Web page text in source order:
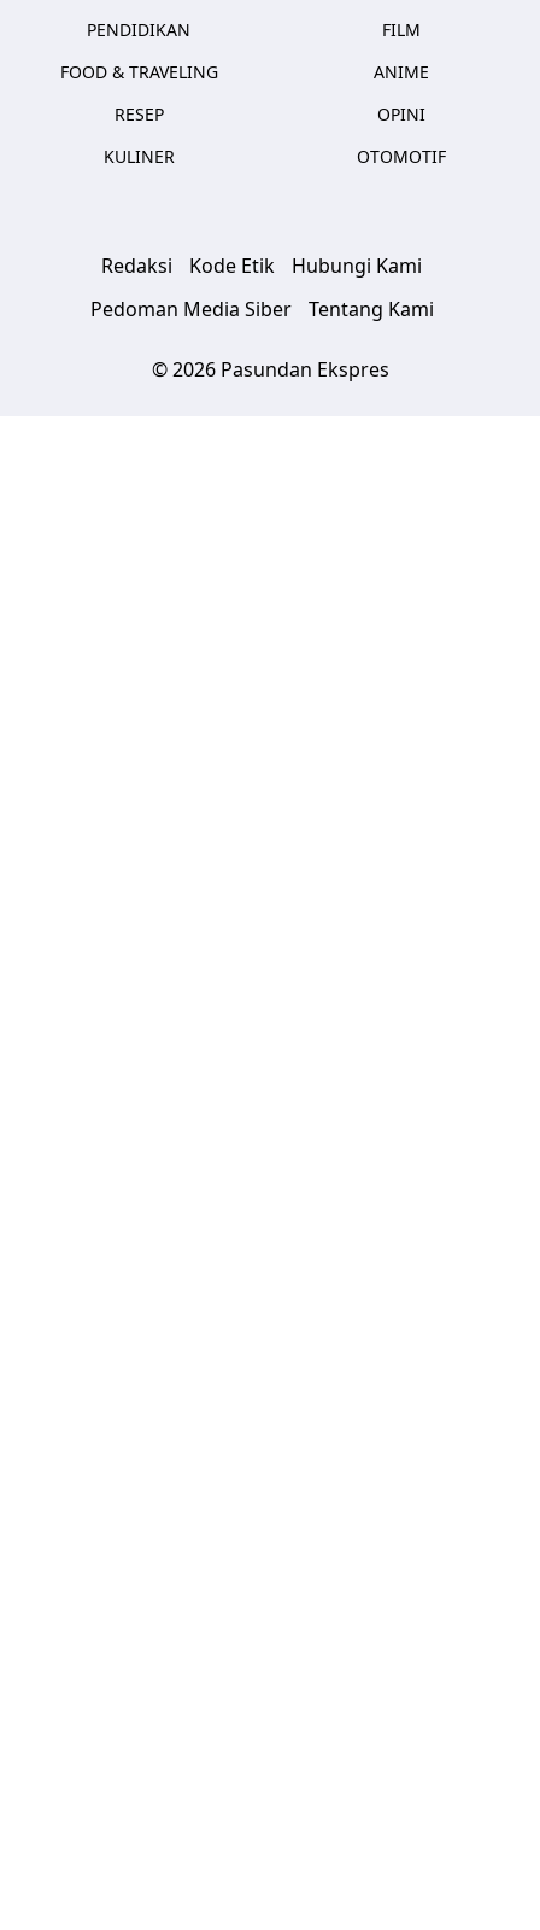
PENDIDIKAN
FOOD & TRAVELING
RESEP
KULINER
FILM
ANIME
OPINI
OTOMOTIF
Redaksi Kode Etik
Hubungi Kami
Pedoman Media Siber
Tentang Kami
© 2026 Pasundan Ekspres